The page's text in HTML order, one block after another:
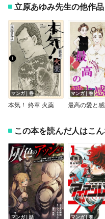
立原あゆみ先生の他作品
マンガ｜巻
本気！ 終章 火薬
マンガ｜巻
この本を読んだ人はこ
マンガ｜話 マンガ｜巻